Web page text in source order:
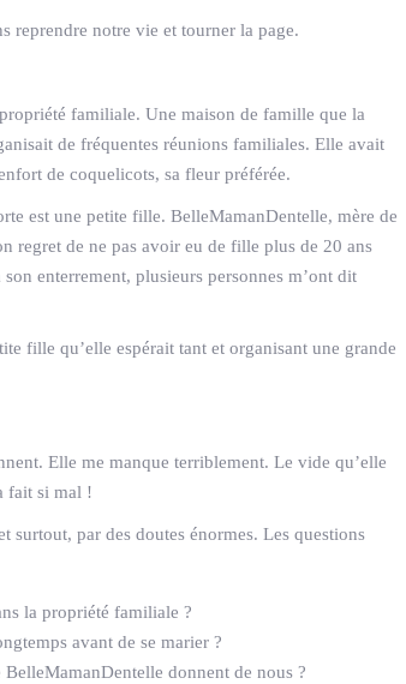
reprendre notre vie et tourner la page.
familiale. Une maison de famille que la
de fréquentes réunions familiales. Elle avait
de coquelicots, sa fleur préférée.
est une petite fille. BelleMamanDentelle, mère de
regret de ne pas avoir eu de fille plus de 20 ans
enterrement, plusieurs personnes m’ont dit
fille qu’elle espérait tant et organisant une grande
Elle me manque terriblement. Le vide qu’elle
fait si mal !
surtout, par des doutes énormes. Les questions
la propriété familiale ?
avant de se marier ?
donnent de nous ?